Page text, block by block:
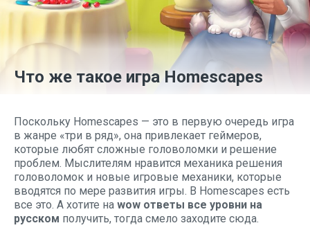
Что же такое игра Homescapes
Поскольку Homescapes — это в первую очередь игра
в жанре «три в ряд», она привлекает геймеров,
которые любят сложные головоломки и решение
проблем. Мыслителям нравится механика решения
головоломок и новые игровые механики, которые
вводятся по мере развития игры. В Homescapes есть
все это. А хотите на wow ответы все уровни на
русском получить, тогда смело заходите сюда.